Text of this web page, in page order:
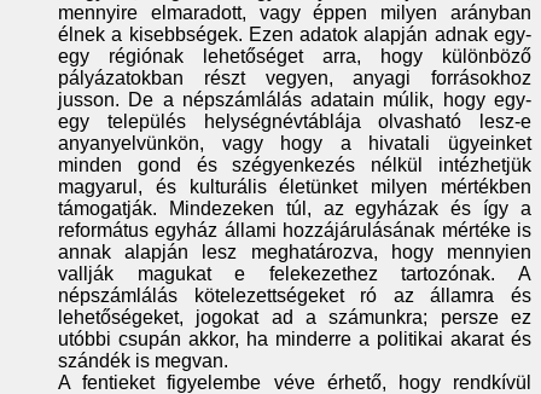
mennyire elmaradott, vagy éppen milyen arányban
élnek a kisebbségek. Ezen adatok alapján adnak egy-
egy régiónak lehetőséget arra, hogy különböző
pályázatokban részt vegyen, anyagi forrásokhoz
jusson. De a népszámlálás adatain múlik, hogy egy-
egy település helységnévtáblája olvasható lesz-e
anyanyelvünkön, vagy hogy a hivatali ügyeinket
minden gond és szégyenkezés nélkül intézhetjük
magyarul, és kulturális életünket milyen mértékben
támogatják. Mindezeken túl, az egyházak és így a
református egyház állami hozzájárulásának mértéke is
annak alapján lesz meghatározva, hogy mennyien
vallják magukat e felekezethez tartozónak. A
népszámlálás kötelezettségeket ró az államra és
lehetőségeket, jogokat ad a számunkra; persze ez
utóbbi csupán akkor, ha minderre a politikai akarat és
szándék is megvan.
A fentieket figyelembe véve érhető, hogy rendkívül